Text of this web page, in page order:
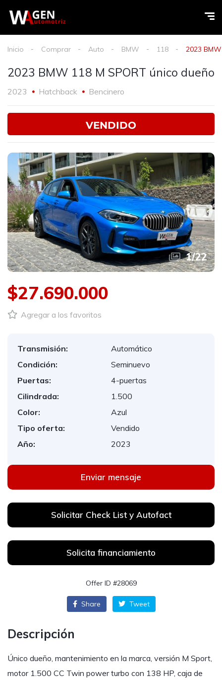
Inicio Comprar Auto BMW 118 2023
2023 BMW 118 M SPORT único dueño
2023 Hatchback Bencinero
VENDIDO
1/22
$27.690.000
Agregar a los favoritos
Transmisión:
Automático
Condición:
Seminuevo
Puertas:
4-puertas
Cilindrada:
1.500
Color:
Azul
Tipo oferta:
Vendido
Año:
2023
Enviar mensaje
Solicitar Check List y Autofact
Solicita financiamiento
Offer ID #28069
Share Tweet
Descripción
Único dueño, mantenimiento en la marca, versión M Sport,
motor 1.500 CC Twin power turbo con 138 HP, caja de